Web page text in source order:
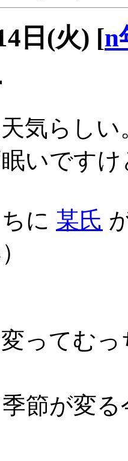
日(火) [n
気らしい
いですけ
に 某氏
ってむ
季節が変